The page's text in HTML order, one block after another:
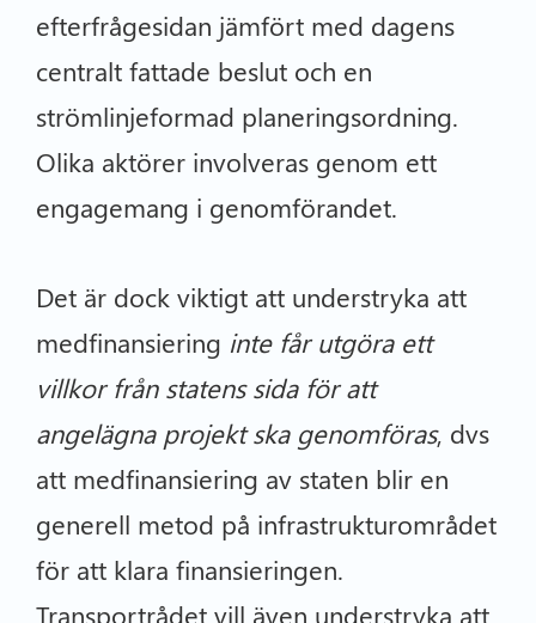
efterfrågesidan jämfört med dagens
centralt fattade beslut och en
strömlinjeformad planeringsordning.
Olika aktörer involveras genom ett
engagemang i genomförandet.
Det är dock viktigt att understryka att
medfinansiering inte får utgöra ett
villkor från statens sida för att
angelägna projekt ska genomföras, dvs
att medfinansiering av staten blir en
generell metod på infrastrukturområdet
för att klara finansieringen.
Transportrådet vill även understryka att